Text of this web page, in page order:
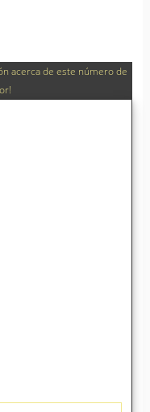
acerca de este número de